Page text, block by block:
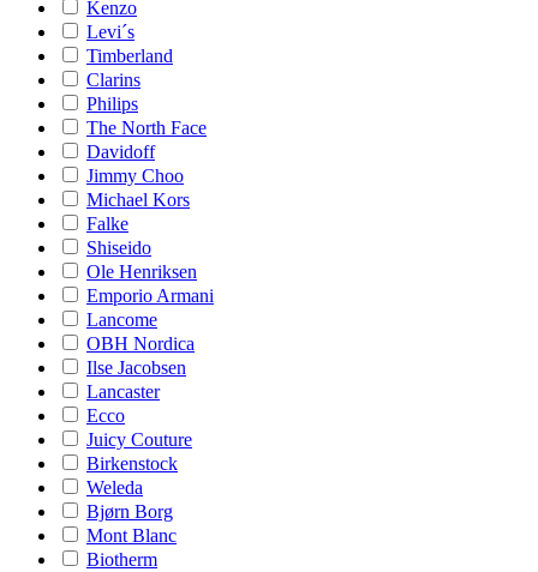
Kenzo
Levi´s
Timberland
Clarins
Philips
The North Face
Davidoff
Jimmy Choo
Michael Kors
Falke
Shiseido
Ole Henriksen
Emporio Armani
Lancome
OBH Nordica
Ilse Jacobsen
Lancaster
Ecco
Juicy Couture
Birkenstock
Weleda
Bjørn Borg
Mont Blanc
Biotherm